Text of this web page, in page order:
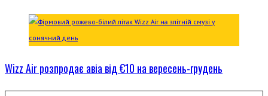
Wizz Air розпродає авіа від €10 на вересень-грудень